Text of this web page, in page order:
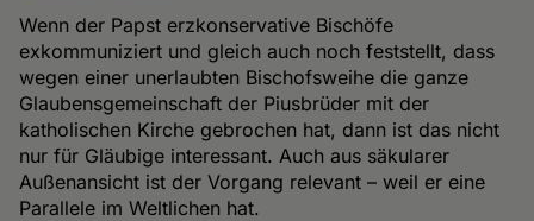
Wenn der Papst erzkonservative Bischöfe
exkommuniziert und gleich auch noch feststellt, dass
wegen einer unerlaubten Bischofsweihe die ganze
Glaubensgemeinschaft der Piusbrüder mit der
katholischen Kirche gebrochen hat, dann ist das nicht
nur für Gläubige interessant. Auch aus säkularer
Außenansicht ist der Vorgang relevant – weil er eine
Parallele im Weltlichen hat.